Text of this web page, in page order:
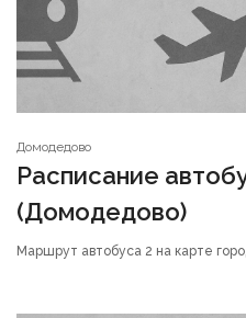
Домодедово
Расписание
(Домодедово)
Маршрут автобуса 2 на карте